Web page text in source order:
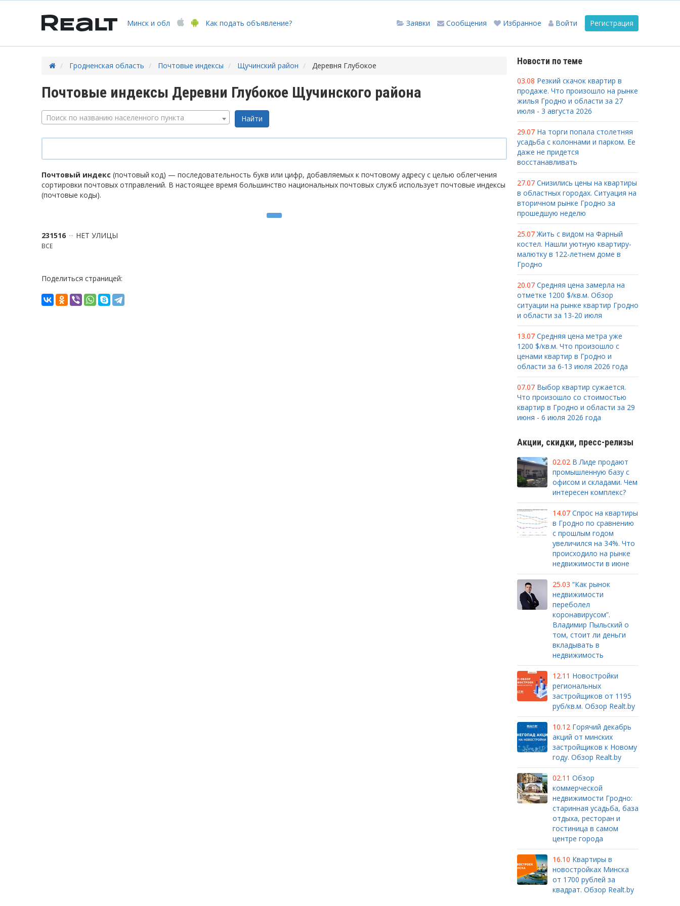
Минск и обл Как подать объявление? Регистрация
Войти
Избранное
Сообщения
Заявки
Гродненская область Почтовые индексы Щучинский район Деревня Глубокое
Почтовые индексы Деревни Глубокое Щучинского района
Поиск по названию населенного пункта
Почтовый индекс (почтовый код) — последовательность букв или цифр, добавляемых к почтовому адресу с целью облегчения
сортировки почтовых отправлений. В настоящее время большинство национальных почтовых служб использует почтовые индексы
(почтовые коды).
231516 НЕТ УЛИЦЫ
ВСЕ
Поделиться страницей:
Новости по теме
03.08 Резкий скачок квартир в
продаже. Что произошло на рынке
жилья Гродно и области за 27
июля - 3 августа 2026
29.07 На торги попала столетняя
усадьба с колоннами и парком. Ее
даже не придется
восстанавливать
27.07 Снизились цены на квартиры
в областных городах. Ситуация на
вторичном рынке Гродно за
прошедшую неделю
25.07 Жить с видом на Фарный
костел. Нашли уютную квартиру-
малютку в 122-летнем доме в
Гродно
20.07 Средняя цена замерла на
отметке 1200 $/кв.м. Обзор
ситуации на рынке квартир Гродно
и области за 13-20 июля
13.07 Средняя цена метра уже
1200 $/кв.м. Что произошло с
ценами квартир в Гродно и
области за 6-13 июля 2026 года
07.07 Выбор квартир сужается.
Что произошло со стоимостью
квартир в Гродно и области за 29
июня - 6 июля 2026 года
Акции, скидки, пресс-релизы
02.02 В Лиде продают
промышленную базу с
офисом и складами. Чем
интересен комплекс?
14.07 Спрос на квартиры
в Гродно по сравнению
с прошлым годом
увеличился на 34%. Что
происходило на рынке
недвижимости в июне
25.03 “Как рынок
недвижимости
переболел
коронавирусом”.
Владимир Пыльский о
том, стоит ли деньги
вкладывать в
недвижимость
12.11 Новостройки
региональных
застройщиков от 1195
руб/кв.м. Обзор Realt.by
10.12 Горячий декабрь
акций от минских
застройщиков к Новому
году. Обзор Realt.by
02.11 Обзор
коммерческой
недвижимости Гродно:
старинная усадьба, база
отдыха, ресторан и
гостиница в самом
центре города
16.10 Квартиры в
новостройках Минска
от 1700 рублей за
квадрат. Обзор Realt.by